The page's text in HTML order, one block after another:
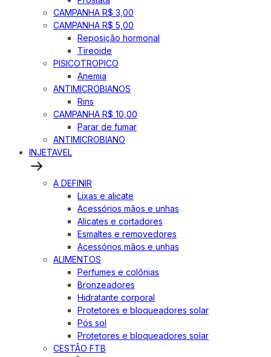
CAMPANHA R$ 3,00
CAMPANHA R$ 5,00
Reposição hormonal
Tireoide
PISICOTROPICO
Anemia
ANTIMICROBIANOS
Rins
CAMPANHA R$ 10,00
Parar de fumar
ANTIMICROBIANO
INJETAVEL
A DEFINIR
Lixas e alicate
Acessórios mãos e unhas
Alicates e cortadores
Esmaltes e removedores
Acessórios mãos e unhas
ALIMENTOS
Perfumes e colônias
Bronzeadores
Hidratante corporal
Protetores e bloqueadores solar
Pós sol
Protetores e bloqueadores solar
CESTÃO FTB